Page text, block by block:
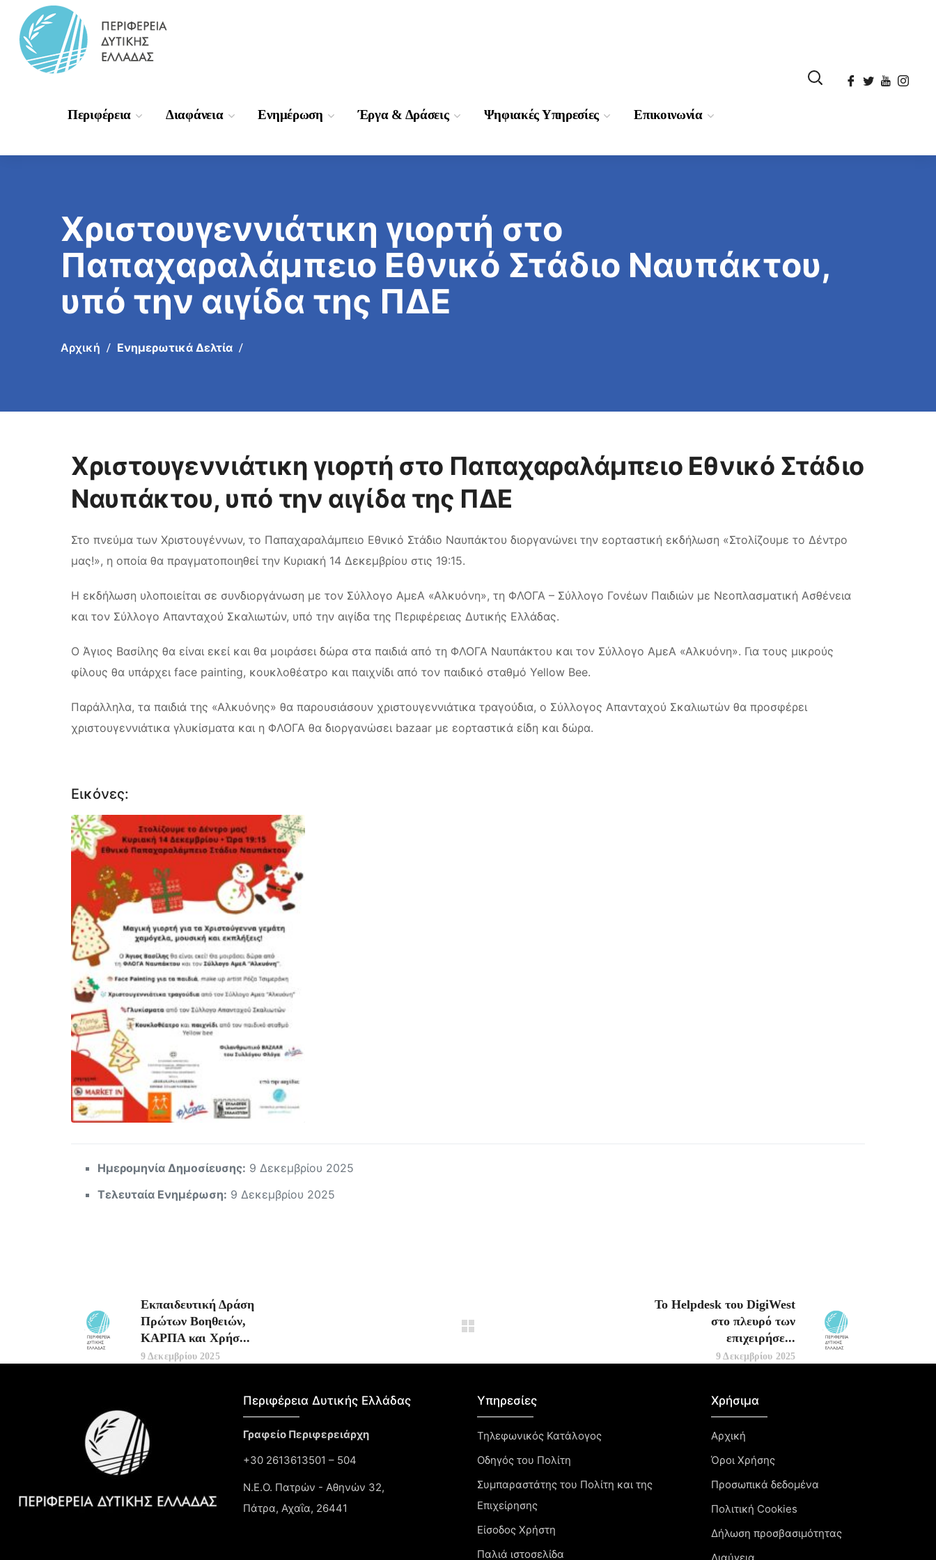
Περιφέρεια Διαφάνεια Ενημέρωση Έργα & Δράσεις Ψηφιακές Υπηρεσίες Επικοινωνία
Χριστουγεννιάτικη γιορτή στο
Παπαχαραλάμπειο Εθνικό Στάδιο Ναυπάκτου,
υπό την αιγίδα της ΠΔΕ
Αρχική Ενημερωτικά Δελτία
Χριστουγεννιάτικη γιορτή στο Παπαχαραλάμπειο Εθνικό Στάδιο
Ναυπάκτου, υπό την αιγίδα της ΠΔΕ
Στο πνεύμα των Χριστουγέννων, το Παπαχαραλάμπειο Εθνικό Στάδιο Ναυπάκτου διοργανώνει την εορταστική εκδήλωση «Στολίζουμε το Δέντρο
μας!», η οποία θα πραγματοποιηθεί την Κυριακή 14 Δεκεμβρίου στις 19:15.
Η εκδήλωση υλοποιείται σε συνδιοργάνωση με τον Σύλλογο ΑμεΑ «Αλκυόνη», τη ΦΛΟΓΑ – Σύλλογο Γονέων Παιδιών με Νεοπλασματική Ασθένεια
και τον Σύλλογο Απανταχού Σκαλιωτών, υπό την αιγίδα της Περιφέρειας Δυτικής Ελλάδας.
Ο Άγιος Βασίλης θα είναι εκεί και θα μοιράσει δώρα στα παιδιά από τη ΦΛΟΓΑ Ναυπάκτου και τον Σύλλογο ΑμεΑ «Αλκυόνη». Για τους μικρούς
φίλους θα υπάρχει face painting, κουκλοθέατρο και παιχνίδι από τον παιδικό σταθμό Yellow Bee.
Παράλληλα, τα παιδιά της «Αλκυόνης» θα παρουσιάσουν χριστουγεννιάτικα τραγούδια, ο Σύλλογος Απανταχού Σκαλιωτών θα προσφέρει
χριστουγεννιάτικα γλυκίσματα και η ΦΛΟΓΑ θα διοργανώσει bazaar με εορταστικά είδη και δώρα.
Εικόνες:
Ημερομηνία Δημοσίευσης: 9 Δεκεμβρίου 2025
Τελευταία Ενημέρωση: 9 Δεκεμβρίου 2025
Εκπαιδευτική Δράση
Πρώτων Βοηθειών,
ΚΑΡΠΑ και Χρήσ...
9 Δεκεμβρίου 2025
Το Helpdesk του DigiWest
στο πλευρό των
επιχειρήσε...
9 Δεκεμβρίου 2025
Περιφέρεια Δυτικής Ελλάδας​
Γραφείο Περιφερειάρχη
+30 2613613501 – 504
Ν.Ε.Ο. Πατρών - Αθηνών 32,
Πάτρα, Αχαΐα, 26441
Υπηρεσίες
Τηλεφωνικός Κατάλογος
Οδηγός του Πολίτη
Συμπαραστάτης του Πολίτη και της
Επιχείρησης
Είσοδος Χρήστη
Παλιά ιστοσελίδα
Χρήσιμα
Αρχική
Όροι Χρήσης
Προσωπικά δεδομένα
Πολιτική Cookies
Δήλωση προσβασιμότητας
Διαύγεια